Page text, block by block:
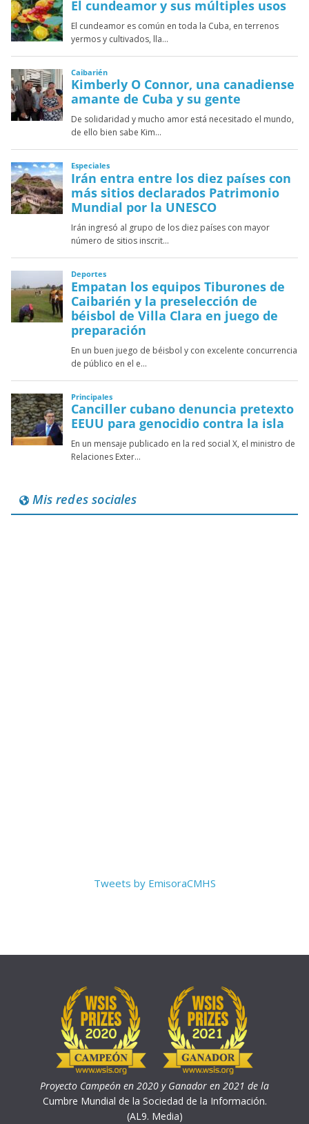
Mis redes sociales
Tweets by EmisoraCMHS
Proyecto Campeón en 2020 y Ganador en 2021 de la
Cumbre Mundial de la Sociedad de la Información.
(AL9. Media)